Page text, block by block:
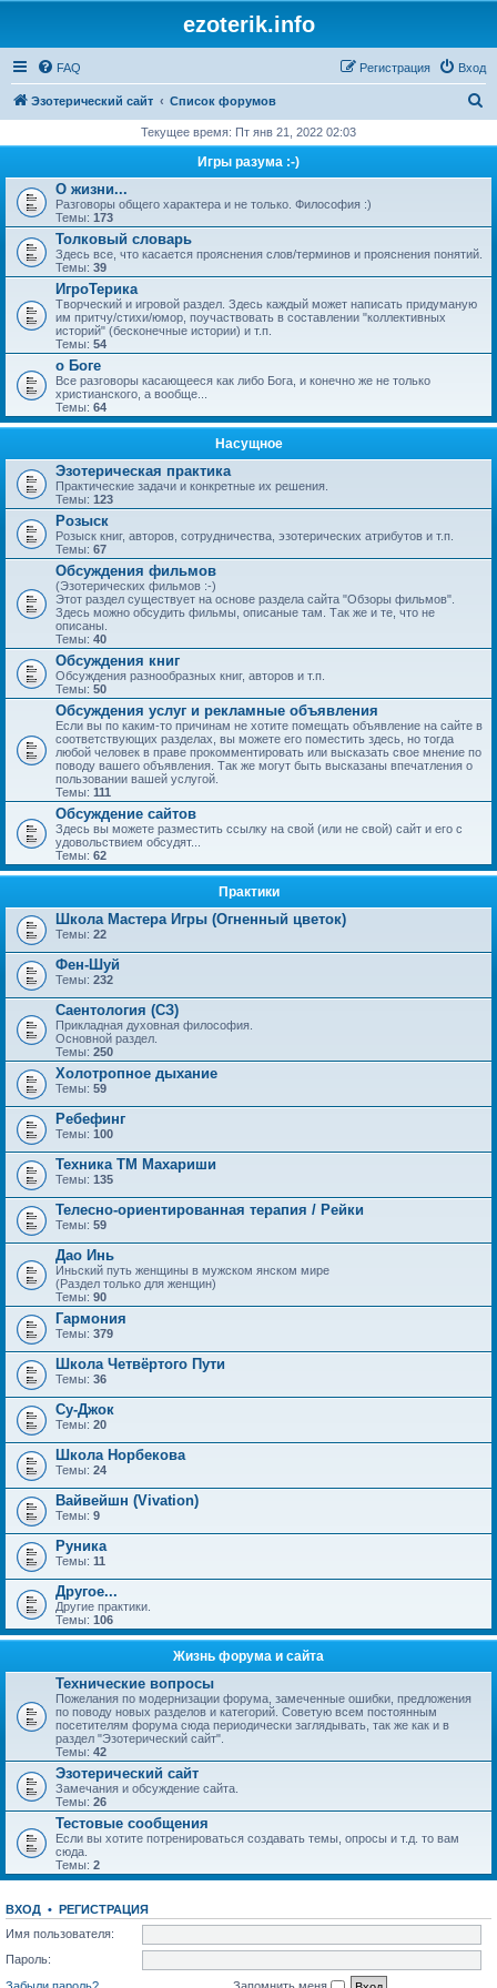
ezoterik.info
FAQ Вход
Регистрация
Эзотерический сайт Список форумов
с
Текущее время: Пт янв 21, 2022 02:03
Игры разума :-)
О жизни...
Разговоры общего характера и не только. Философия :)
Темы: 173
Толковый словарь
Здесь все, что касается прояснения слов/терминов и прояснения понятий.
Темы: 39
ИгроТерика
Творческий и игровой раздел. Здесь каждый может написать придуманую
им притчу/стихи/юмор, поучаствовать в составлении "коллективных
историй" (бесконечные истории) и т.п.
Темы: 54
о Боге
Все разговоры касающееся как либо Бога, и конечно же не только
христианского, а вообще...
Темы: 64
Насущное
Эзотерическая практика
Практические задачи и конкретные их решения.
Темы: 123
Розыск
Розыск книг, авторов, сотрудничества, эзотерических атрибутов и т.п.
Темы: 67
Обсуждения фильмов
(Эзотерических фильмов :-)
Этот раздел существует на основе раздела сайта "Обзоры фильмов".
Здесь можно обсудить фильмы, описаные там. Так же и те, что не
описаны.
Темы: 40
Обсуждения книг
Обсуждения разнообразных книг, авторов и т.п.
Темы: 50
Обсуждения услуг и рекламные объявления
Если вы по каким-то причинам не хотите помещать объявление на сайте в
соответствующих разделах, вы можете его поместить здесь, но тогда
любой человек в праве прокомментировать или высказать свое мнение по
поводу вашего объявления. Так же могут быть высказаны впечатления о
пользовании вашей услугой.
Темы: 111
Обсуждение сайтов
Здесь вы можете разместить ссылку на свой (или не свой) сайт и его с
удовольствием обсудят...
Темы: 62
Практики
Школа Мастера Игры (Огненный цветок)
Темы: 22
Фен-Шуй
Темы: 232
Саентология (СЗ)
Прикладная духовная философия.
Основной раздел.
Темы: 250
Холотропное дыхание
Темы: 59
Ребефинг
Темы: 100
Техника ТМ Махариши
Темы: 135
Телесно-ориентированная терапия / Рейки
Темы: 59
Дао Инь
Иньский путь женщины в мужском янском мире
(Раздел только для женщин)
Темы: 90
Гармония
Темы: 379
Школа Четвёртого Пути
Темы: 36
Су-Джок
Темы: 20
Школа Норбекова
Темы: 24
Вайвейшн (Vivation)
Темы: 9
Руника
Темы: 11
Другое...
Другие практики.
Темы: 106
Жизнь форума и сайта
Технические вопросы
Пожелания по модернизации форума, замеченные ошибки, предложения
по поводу новых разделов и категорий. Советую всем постоянным
посетителям форума сюда периодически заглядывать, так же как и в
раздел "Эзотерический сайт".
Темы: 42
Эзотерический сайт
Замечания и обсуждение сайта.
Темы: 26
Тестовые сообщения
Если вы хотите потренироваться создавать темы, опросы и т.д. то вам
сюда.
Темы: 2
ВХОД • РЕГИСТРАЦИЯ
Имя пользователя:
Пароль: